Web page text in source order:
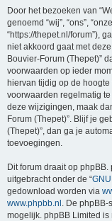
Door het bezoeken van
genoemd “wij”, “ons”,
“https://thepet.nl/forum”),
niet akkoord gaat met
Bouvier-Forum (Thepet)”
voorwaarden op ieder
hiervan tijdig op de
voorwaarden regelmatig
deze wijzigingen, maak
Forum (Thepet)”. Blijf je
(Thepet)”, dan ga je
toevoegingen.
Dit forum draait op
uitgebracht onder de “
gedownload worden via
www.phpbb.nl . De phpBB-
mogelijk. phpBB Limited